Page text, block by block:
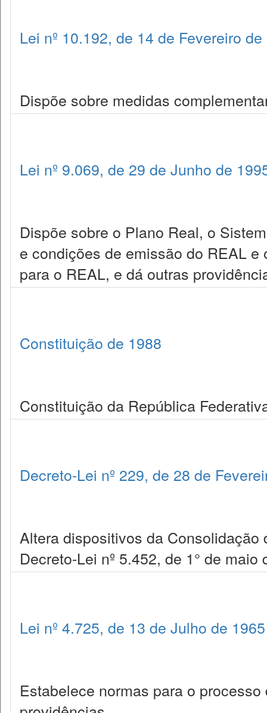
Lei nº 10.192, de 14 de Fevereiro
Dispõe sobre medidas
Lei nº 9.069, de 29 de Junho de
Dispõe sobre o Plano Real, o
e condições de emissão do REAL
para o REAL, e dá outras
Constituição de 1988
Constituição da República
Decreto-Lei nº 229, de 28 de
Altera dispositivos da
Decreto-Lei nº 5.452, de 1° de
Lei nº 4.725, de 13 de Julho de 1965
Estabelece normas para o